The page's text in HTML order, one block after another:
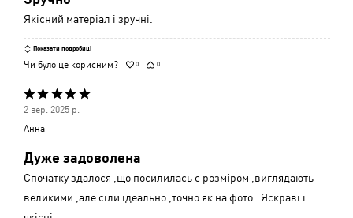
Якісний матеріал і зручні.
Показати подробиці
Чи було це корисним? 0 0
Оцінено
5
5
2 вер. 2025 р.
Анна
Дуже задоволена
Спочатку здалося ,що посилилась с розміром ,виглядають
великими ,але сіли ідеально ,точно як на фото . Яскраві і